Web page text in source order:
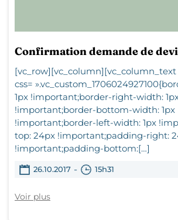
Confirmation demande de
[vc_row][vc_column][vc_column_text
css=
1px !important;border-right-width:
!important;border-bottom-width: 1px
!important;border-left-width: 1px
top: 24px !important;padding-right:
!important;padding-bottom:[…]
26.10.2017 - 15h31
Voir plus